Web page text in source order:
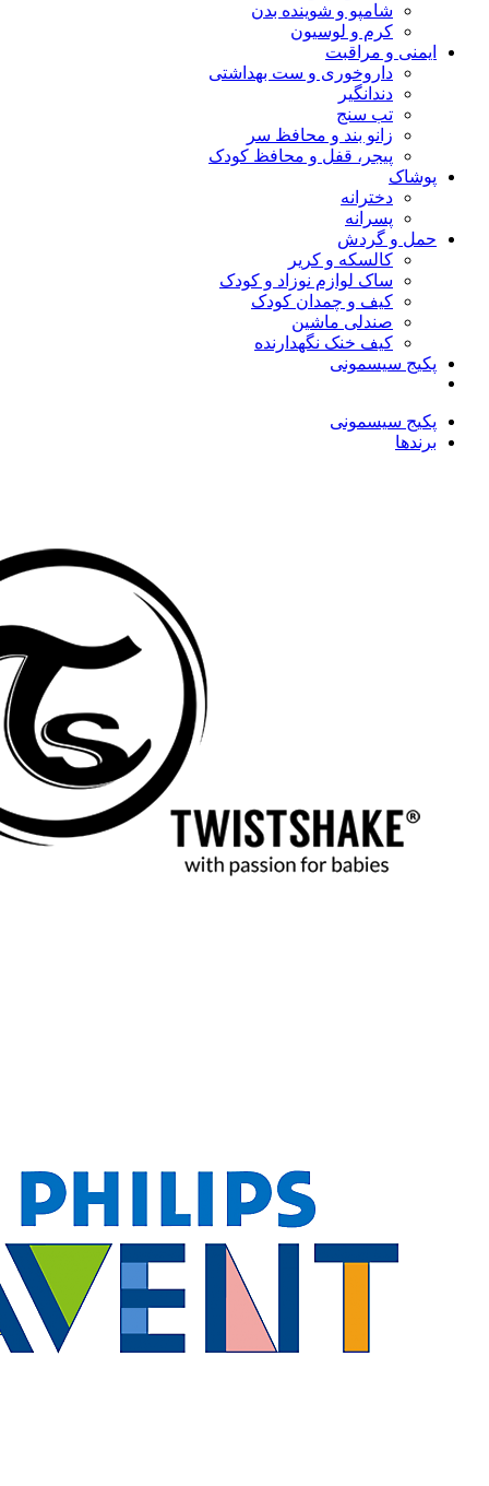
شامپو و شوینده بدن
کرم و لوسیون
ایمنی و مراقبت
داروخوری و ست بهداشتی
دندانگیر
تب‌ سنج
زانو بند و محافظ سر
پیجر، قفل و محافظ کودک
پوشاک
دخترانه
پسرانه
حمل و گردش
کالسکه و کریر
ساک لوازم نوزاد و کودک
کیف و چمدان کودک
صندلی ماشین
کیف خنک نگهدارنده
پکیج سیسمونی
پکیج سیسمونی
برندها